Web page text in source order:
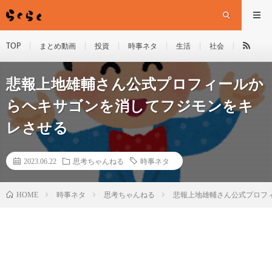
TOP まとめ動画 投資 時事ネタ 生活 社会
悲報上地雄輔さん公式プロフィールか
らヘキサゴンを消してフジモンをキ
レさせる
2023.06.22 思考ちゃんねる 時事ネタ
HOME 時事ネタ 思考ちゃんねる 悲報上地雄輔さん公式プロフ